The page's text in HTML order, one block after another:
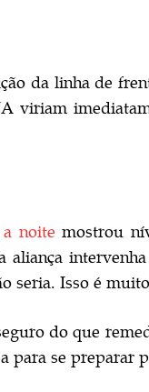
da linha de
viriam
noite mostrou
seria. Isso é
do que
para se preparar